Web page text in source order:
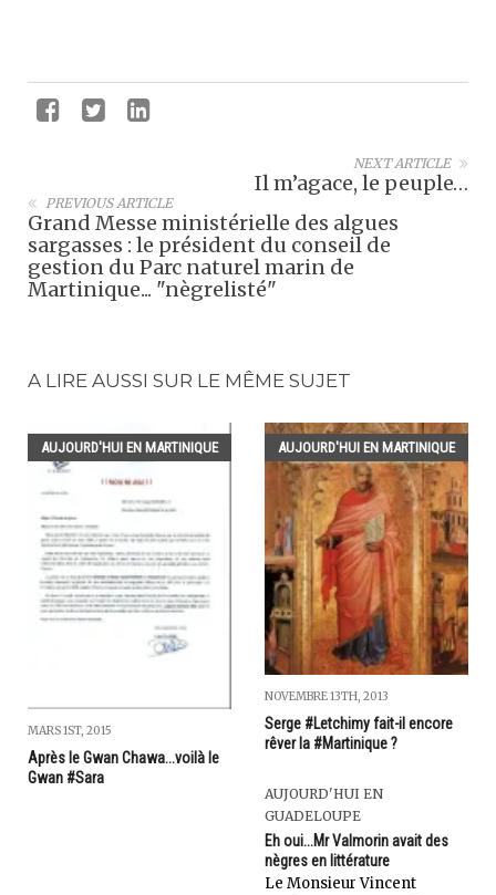
NEXT ARTICLE
Il m’agace, le peuple…
PREVIOUS ARTICLE
Grand Messe ministérielle des algues
sargasses : le président du conseil de
gestion du Parc naturel marin de
Martinique... "nègrelisté"
A LIRE AUSSI SUR LE MÊME SUJET
AUJOURD'HUI EN MARTINIQUE
MARS 1ST, 2015
Après le Gwan Chawa...voilà le
Gwan #Sara
AUJOURD'HUI EN MARTINIQUE
NOVEMBRE 13TH, 2013
Serge #Letchimy fait-il encore
rêver la #Martinique ?
AUJOURD'HUI EN
GUADELOUPE
Eh oui...Mr Valmorin avait des
nègres en littérature
Le Monsieur Vincent